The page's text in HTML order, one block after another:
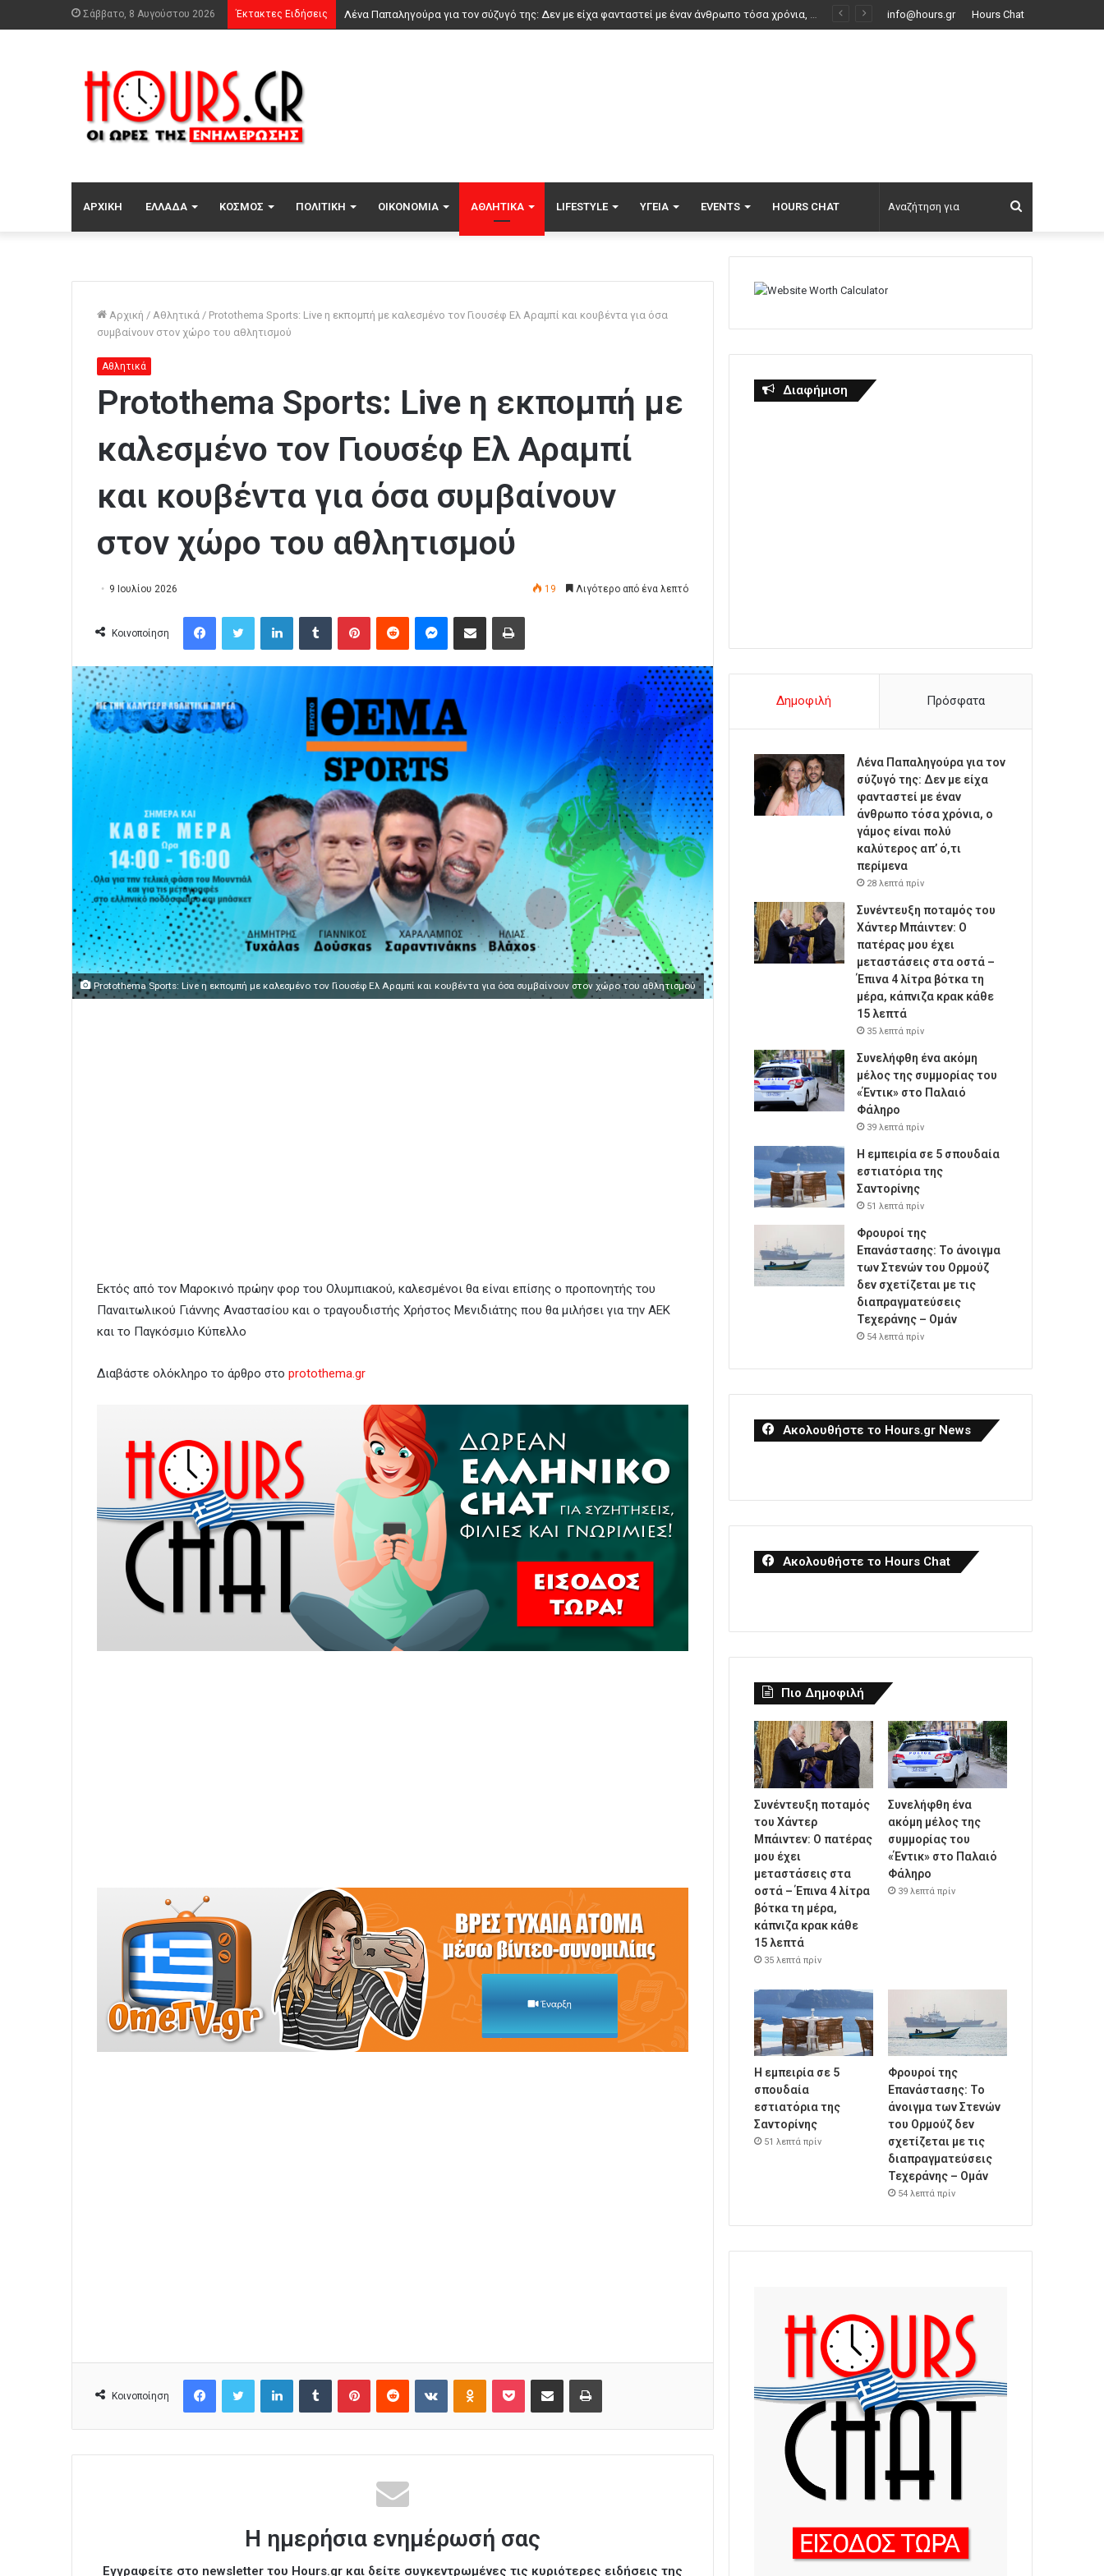
Σάββατο, 8 Αυγούστου 2026 Έκτακτες Ειδήσεις Συνέντευξη ποταμός του Χάντερ Μπάιντεν: Ο πατέρας μου έχει μεταστάσεις στα οστά – Έπινα 4 λίτρα βότκα τη μέρα, κάπνιζα κρακ κάθε 15 λεπτά info@hours.gr Hours Chat
ΑΡΧΙΚΉ ΕΛΛΆΔΑ ΚΌΣΜΟΣ ΠΟΛΙΤΙΚΉ ΟΙΚΟΝΟΜΊΑ ΑΘΛΗΤΙΚΆ LIFESTYLE ΥΓΕΊΑ EVENTS HOURS CHAT
για
Αρχική / Αθλητικά / Protothema Sports: Live η εκπομπή με καλεσμένο τον Γιουσέφ Ελ Αραμπί και κουβέντα για όσα
συμβαίνουν στον χώρο του αθλητισμού
Αθλητικά
Protothema Sports: Live η εκπομπή με
καλεσμένο τον Γιουσέφ Ελ Αραμπί
και κουβέντα για όσα συμβαίνουν
στον χώρο του αθλητισμού
9 Ιουλίου 2026 19 Λιγότερο από ένα λεπτό
Κοινοποίηση
Protothema Sports: Live η εκπομπή με καλεσμένο τον Γιουσέφ Ελ Αραμπί και κουβέντα για όσα συμβαίνουν στον χώρο του αθλητισμού
Εκτός από τον Μαροκινό πρώην φορ του Ολυμπιακού, καλεσμένοι θα είναι επίσης ο προπονητής του
Παναιτωλικού Γιάννης Αναστασίου και ο τραγουδιστής Χρήστος Μενιδιάτης που θα μιλήσει για την ΑΕΚ
και το Παγκόσμιο Κύπελλο
Διαβάστε ολόκληρο το άρθρο στο protothema.gr
Κοινοποίηση
Η ημερήσια ενημέρωσή σας
Εγγραφείτε στο newsletter του Hours.gr και δείτε συγκεντρωμένες τις κυριότερες ειδήσεις της
Διαφήμιση
Δημοφιλή Πρόσφατα
Λένα Παπαληγούρα για τον
σύζυγό της: Δεν με είχα
φανταστεί με έναν
άνθρωπο τόσα χρόνια, ο
γάμος είναι πολύ
καλύτερος απ’ ό,τι
περίμενα
28 λεπτά πρίν
Συνέντευξη ποταμός του
Χάντερ Μπάιντεν: Ο
πατέρας μου έχει
μεταστάσεις στα οστά –
Έπινα 4 λίτρα βότκα τη
μέρα, κάπνιζα κρακ κάθε
15 λεπτά
35 λεπτά πρίν
Συνελήφθη ένα ακόμη
μέλος της συμμορίας του
«Έντικ» στο Παλαιό
Φάληρο
39 λεπτά πρίν
Η εμπειρία σε 5 σπουδαία
εστιατόρια της
Σαντορίνης
51 λεπτά πρίν
Φρουροί της
Επανάστασης: Το άνοιγμα
των Στενών του Ορμούζ
δεν σχετίζεται με τις
διαπραγματεύσεις
Τεχεράνης – Ομάν
54 λεπτά πρίν
Ακολουθήστε το Hours.gr News
Ακολουθήστε το Hours Chat
Πιο Δημοφιλή
Συνέντευξη ποταμός
του Χάντερ
Μπάιντεν: Ο πατέρας
μου έχει
μεταστάσεις στα
οστά – Έπινα 4 λίτρα
βότκα τη μέρα,
κάπνιζα κρακ κάθε
15 λεπτά
35 λεπτά πρίν
Συνελήφθη ένα
ακόμη μέλος της
συμμορίας του
«Έντικ» στο Παλαιό
Φάληρο
39 λεπτά πρίν
Η εμπειρία σε 5
σπουδαία
εστιατόρια της
Σαντορίνης
51 λεπτά πρίν
Φρουροί της
Επανάστασης: Το
άνοιγμα των Στενών
του Ορμούζ δεν
σχετίζεται με τις
διαπραγματεύσεις
Τεχεράνης – Ομάν
54 λεπτά πρίν